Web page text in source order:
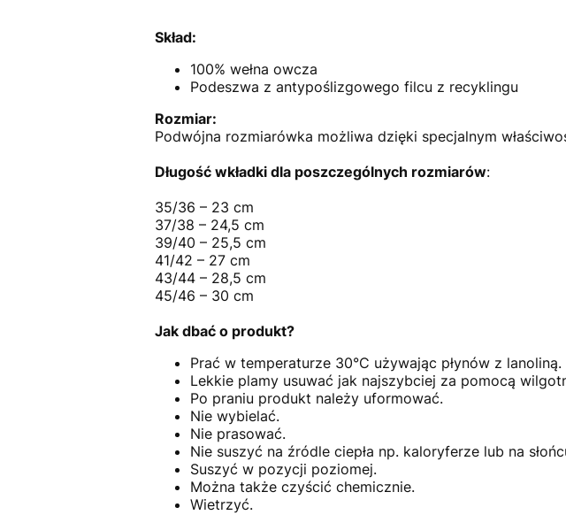
Skład:
100% wełna owcza
Podeszwa z antypoślizgowego filcu z recyklingu
Rozmiar:
Podwójna rozmiarówka możliwa dzięki specjalnym
Długość wkładki dla poszczególnych rozmiarów:
35/36 – 23 cm
37/38 – 24,5 cm
39/40 – 25,5 cm
41/42 – 27 cm
43/44 – 28,5 cm
45/46 – 30 cm
Jak dbać o produkt?
Prać w temperaturze 30°C używając płynów z lanoliną.
Lekkie plamy usuwać jak najszybciej za pomocą
Po praniu produkt należy uformować.
Nie wybielać.
Nie prasować.
Nie suszyć na źródle ciepła np. kaloryferze lub na
Suszyć w pozycji poziomej.
Można także czyścić chemicznie.
Wietrzyć.